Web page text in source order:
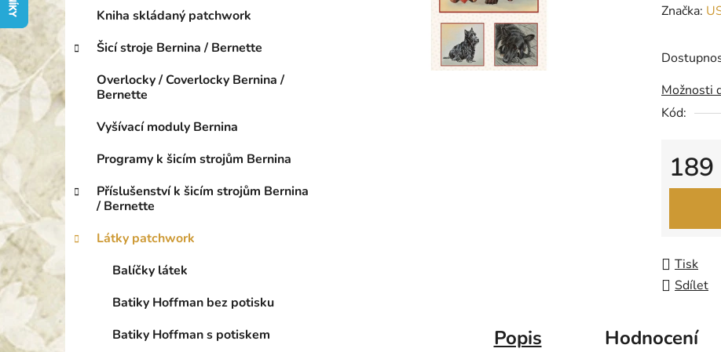
í
a
e
g
o
i
Kniha skládaný patchwork
Šicí stroje Bernina / Bernette
Overlocky / Coverlocky Bernina /
Bernette
Vyšívací moduly Bernina
Programy k šicím strojům Bernina
Příslušenství k šicím strojům Bernina
/ Bernette
Látky patchwork
Balíčky látek
Batiky Hoffman bez potisku
Batiky Hoffman s potiskem
hodnocení
je
z
5
Značka:
Možnosti
Kód:
Měrná
Tisk
Sdílet
Popis Hodnocení